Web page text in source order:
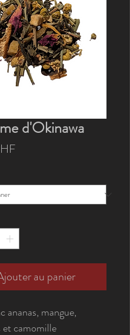
d'Okinawa
Prix
au panier
ananas, mangue,
et camomille